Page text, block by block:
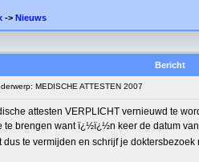
-> Nieuws
Bericht
MEDISCHE ATTESTEN 2007
attesten VERPLICHT vernieuwd te
te brengen want ï¿½ï¿½n keer de datum
te vermijden en schrijf je